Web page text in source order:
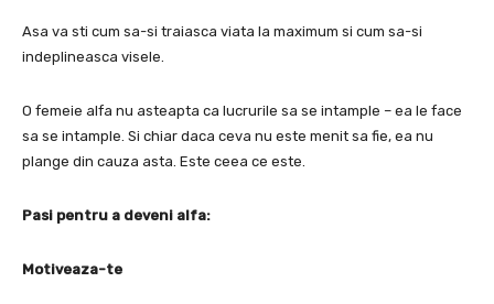
Asa va sti cum sa-si traiasca viata la maximum si cum sa-si
indeplineasca visele.
O femeie alfa nu asteapta ca lucrurile sa se intample – ea le face
sa se intample. Si chiar daca ceva nu este menit sa fie, ea nu
plange din cauza asta. Este ceea ce este.
Pasi pentru a deveni alfa:
Motiveaza-te